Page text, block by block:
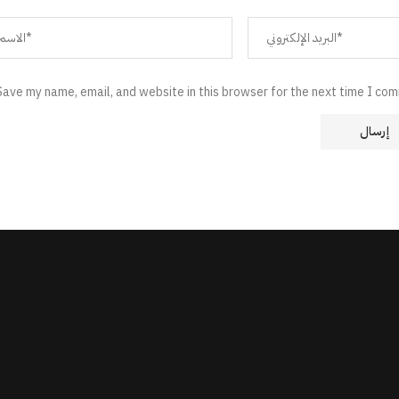
my name, email, and website in this browser for the next time I